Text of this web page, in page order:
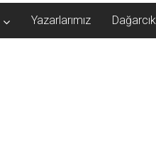
Yazarlarımız